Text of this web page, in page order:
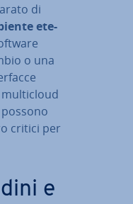
di
ete­
o una
mul­ti­cloud
critici per
e